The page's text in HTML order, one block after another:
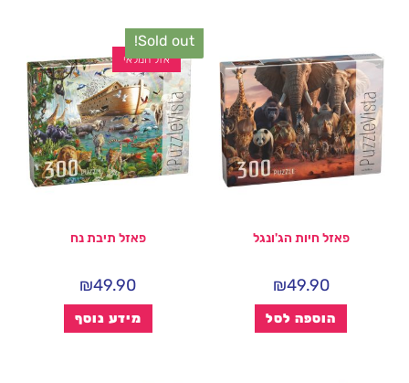
פאזל חיות הג'ונגל
₪49.90
הוספה לסל
Sold out!
אזל המלאי
פאזל תיבת נח
₪49.90
מידע נוסף